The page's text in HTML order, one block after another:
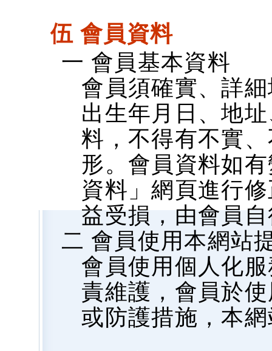
伍 會員資料
一 會員基本資料
會員須確實、詳
出生年月日、地
料，不得有不實
形。會員資料如
資料」網頁進行
益受損，由會員
二 會員使用本網站
會員使用個人化
責維護，會員於
或防護措施，本